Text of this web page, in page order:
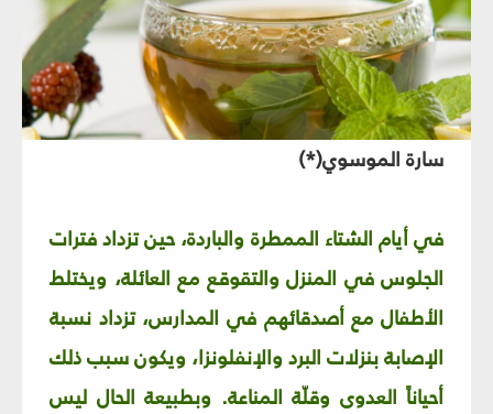
سارة الموسوي(*)
في أيام الشتاء الممطرة والباردة، حين تزداد فترات
الجلوس في المنزل والتقوقع مع العائلة، ويختلط
الأطفال مع أصدقائهم في المدارس، تزداد نسبة
الإصابة بنزلات البرد والإنفلونزا، ويكون سبب ذلك
أحياناً العدوى وقلّة المناعة. وبطبيعة الحال ليس